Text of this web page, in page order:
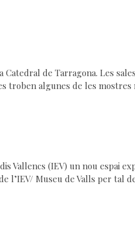
de Tarragona. Les
troben algunes de les
Vallencs (IEV) un nou espai
l’IEV/ Museu de Valls per tal